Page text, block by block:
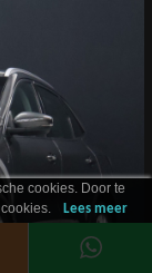
cookies. Door te
Lees meer